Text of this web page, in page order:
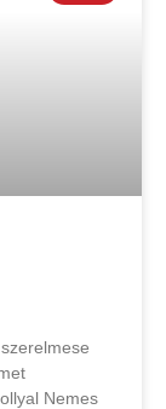
Nemes